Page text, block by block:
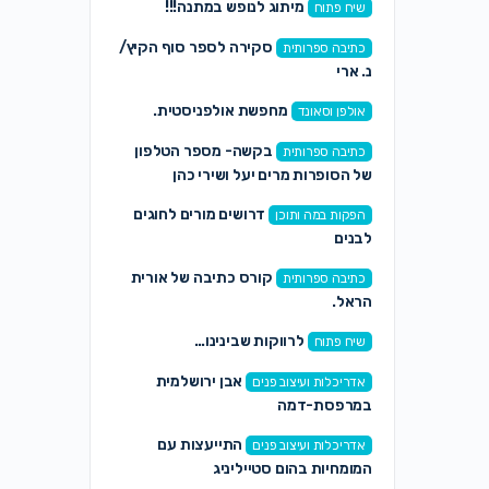
שיח פתוח מיתוג לנופש במתנה!!!
כתיבה ספרותית
סקירה לספר סוף הקיץ/
נ. ארי
אולפן וסאונד מחפשת אולפניסטית.
כתיבה ספרותית
בקשה- מספר הטלפון
של הסופרות מרים יעל ושירי כהן
הפקות במה ותוכן
דרושים מורים לחוגים
לבנים
כתיבה ספרותית
קורס כתיבה של אורית
הראל.
שיח פתוח לרווקות שבינינו…
אדריכלות ועיצוב פנים
אבן ירושלמית
במרפסת-דמה
אדריכלות ועיצוב פנים
התייעצות עם
המומחיות בהום סטייליניג